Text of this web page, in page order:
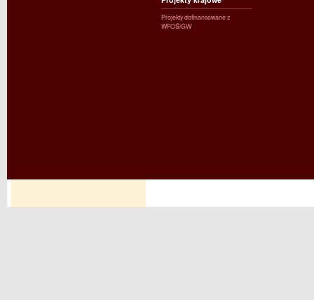
Projekty dofinansowane z
WFOŚiGW